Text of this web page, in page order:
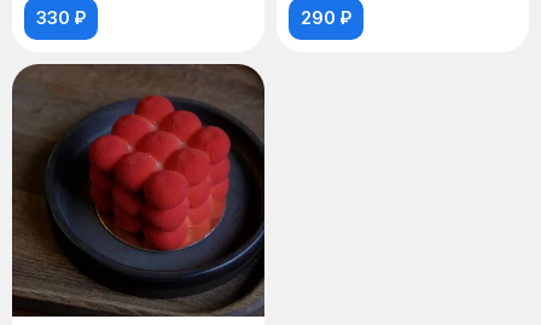
330 ₽ 290 ₽